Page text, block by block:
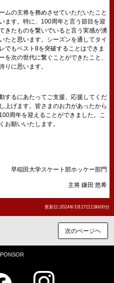
ムの主将を務めさせていただいたこと
ます。特に、100周年と言う節目を迎
きたものを繋いでいると言う実感が湧
たと思います。シーズンを通してタイ
でもベスト8を突破することはできま
次の世代に繋ぐことができたこと、
りに思います。
するにあたってご支援、応援してくだ
上げます。皆さまのお力があったから
周年を迎えることができました。こ
お願いいたします。
早稲田大学スケート部ホッケー部門
主将 鎌田 悠希
更新日:2024年3月27日13時00分
次のページヘ